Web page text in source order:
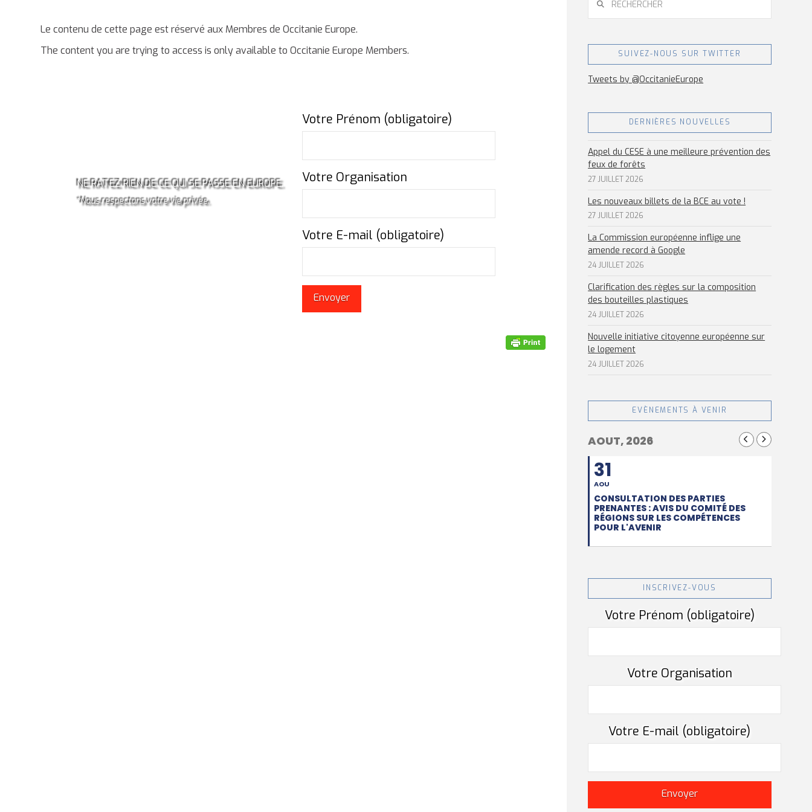
Le contenu de cette page est réservé aux Membres de Occitanie Europe.
The content you are trying to access is only available to Occitanie Europe Members.
NE RATEZ RIEN DE CE QUI SE PASSE EN EUROPE.
*Nous respectons votre vie privée.
Votre Prénom (obligatoire)
Votre Organisation
Votre E-mail (obligatoire)
SUIVEZ-NOUS SUR TWITTER
Tweets by @OccitanieEurope
DERNIÈRES NOUVELLES
Appel du CESE à une meilleure prévention des
feux de forêts
27 JUILLET 2026
Les nouveaux billets de la BCE au vote !
27 JUILLET 2026
La Commission européenne inflige une
amende record à Google
24 JUILLET 2026
Clarification des règles sur la composition
des bouteilles plastiques
24 JUILLET 2026
Nouvelle initiative citoyenne européenne sur
le logement
24 JUILLET 2026
EVÈNEMENTS À VENIR
AOUT, 2026
31
AOU
CONSULTATION DES PARTIES
PRENANTES : AVIS DU COMITÉ DES
RÉGIONS SUR LES COMPÉTENCES
POUR L'AVENIR
INSCRIVEZ-VOUS
Votre Prénom (obligatoire)
Votre Organisation
Votre E-mail (obligatoire)